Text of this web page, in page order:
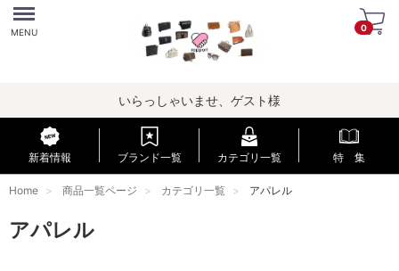
Menu
MENU 0
いらっしゃいませ、ゲスト様
新着情報 ブランド一覧 カテゴリ一覧 特 集
Home 商品一覧ページ カテゴリ一覧 アパレル
アパレル